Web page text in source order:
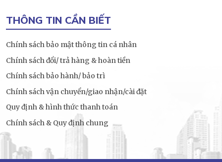
THÔNG TIN CẦN BIẾT
Chính sách bảo mật thông tin cá nhân
Chính sách đổi/ trả hàng & hoàn tiền
Chính sách bảo hành/ bảo trì
Chính sách vận chuyển/giao nhận/cài đặt
Quy định & hình thức thanh toán
Chính sách & Quy định chung